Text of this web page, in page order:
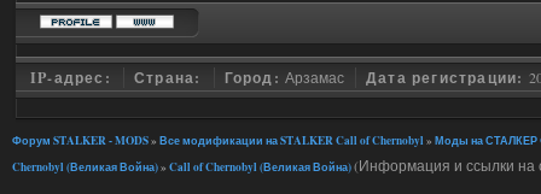
IP-адрес: Страна: Город:Арзамас Дата регистрации:
Форум STALKER - MODS» Все модификации на STALKER Call of Chernobyl » Моды на СТАЛКЕР
Chernobyl (Великая Война)» Call of Chernobyl (Великая Война)(Информация и ссылки на